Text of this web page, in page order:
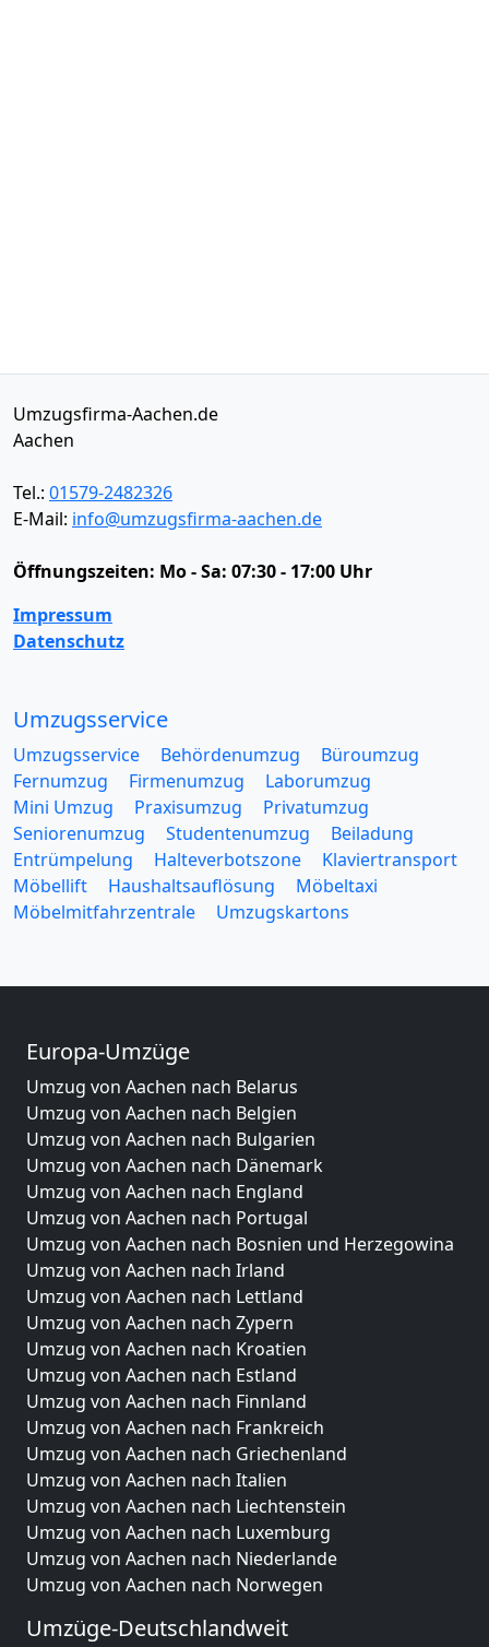
Umzugsfirma-Aachen.de
Aachen
Tel.: 01579-2482326
E-Mail: info@umzugsfirma-aachen.de
Öffnungszeiten: Mo - Sa: 07:30 - 17:00 Uhr
Impressum
Datenschutz
Umzugsservice
Umzugsservice Behördenumzug
Büroumzug
Fernumzug
Firmenumzug
Laborumzug
Mini Umzug
Praxisumzug
Privatumzug
Seniorenumzug
Studentenumzug
Beiladung
Entrümpelung
Halteverbotszone
Klaviertransport
Möbellift
Haushaltsauflösung
Möbeltaxi
Möbelmitfahrzentrale
Umzugskartons
Europa-Umzüge
Umzug von Aachen nach Belarus
Umzug von Aachen nach Belgien
Umzug von Aachen nach Bulgarien
Umzug von Aachen nach Dänemark
Umzug von Aachen nach England
Umzug von Aachen nach Portugal
Umzug von Aachen nach Bosnien und Herzegowina
Umzug von Aachen nach Irland
Umzug von Aachen nach Lettland
Umzug von Aachen nach Zypern
Umzug von Aachen nach Kroatien
Umzug von Aachen nach Estland
Umzug von Aachen nach Finnland
Umzug von Aachen nach Frankreich
Umzug von Aachen nach Griechenland
Umzug von Aachen nach Italien
Umzug von Aachen nach Liechtenstein
Umzug von Aachen nach Luxemburg
Umzug von Aachen nach Niederlande
Umzug von Aachen nach Norwegen
Umzüge-Deutschlandweit